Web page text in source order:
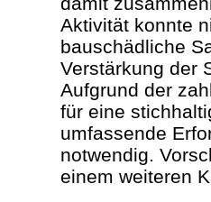
Aktivität konnte
bauschädliche
Verstärkung der
Aufgrund der
für eine
umfassende
notwendig.
einem weiteren